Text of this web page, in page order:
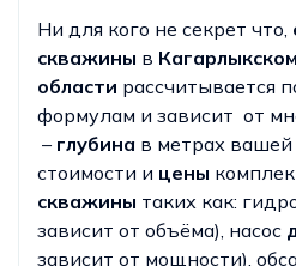
Ни для кого не секрет что,
скважины в
области рассчитывается
формулам и зависит от
– глубина в метрах вашей
стоимости и цены
скважины таких как:
зависит от объёма), насос
зависит от мощности),